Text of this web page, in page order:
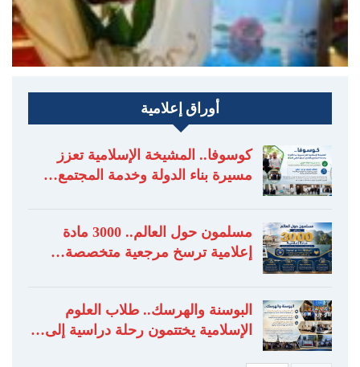
أوراق إعلامية
كوسوفا.. المشيخة الإسلامية تعزز
مسيرة بناء الدولة وخدمة المجتمع…
مسلمون حول العالم.. 3000 مادة
إعلامية ترسخ مرجعية متخصصة…
البوسنة والهرسك.. طلاب العلوم
الإسلامية يختتمون رحلة دراسية إلى…